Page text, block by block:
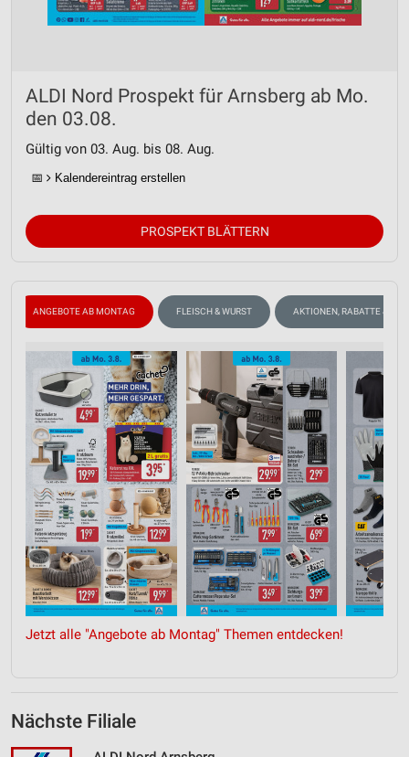
ALDI Nord Prospekt für Arnsberg ab Mo.
den 03.08.
Gültig von 03. Aug. bis 08. Aug.
📅 Kalendereintrag erstellen
PROSPEKT BLÄTTERN
ANGEBOTE AB MONTAG FLEISCH & WURST AKTIONEN, RABATTE &
Jetzt alle "Angebote ab Montag" Themen entdecken!
Nächste Filiale